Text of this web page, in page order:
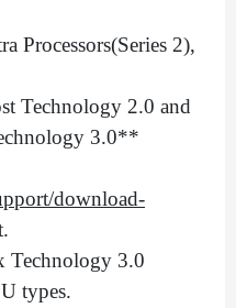
Processors(Series 2),
Technology 2.0 and
3.0**
download-
Technology 3.0
types.